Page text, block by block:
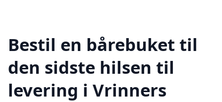
Bestil en bårebuket til
den sidste hilsen til
levering i Vrinners